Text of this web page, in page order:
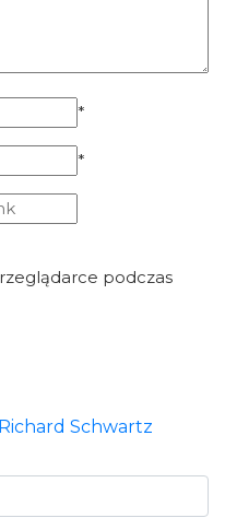
*
*
podczas
Schwartz